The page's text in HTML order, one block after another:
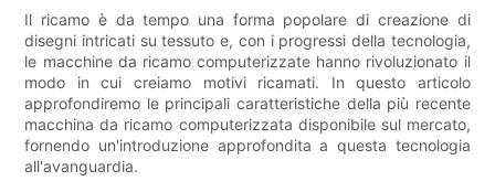
Il ricamo è da tempo una forma popolare di creazione di
disegni intricati su tessuto e, con i progressi della tecnologia,
le macchine da ricamo computerizzate hanno rivoluzionato il
modo in cui creiamo motivi ricamati. In questo articolo
approfondiremo le principali caratteristiche della più recente
macchina da ricamo computerizzata disponibile sul mercato,
fornendo un'introduzione approfondita a questa tecnologia
all'avanguardia.